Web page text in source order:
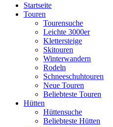
Startseite
Touren
Tourensuche
Leichte 3000er
Klettersteige
Skitouren
Winterwandern
Rodeln
Schneeschuhtouren
Neue Touren
Beliebteste Touren
Hütten
Hüttensuche
Beliebteste Hütten